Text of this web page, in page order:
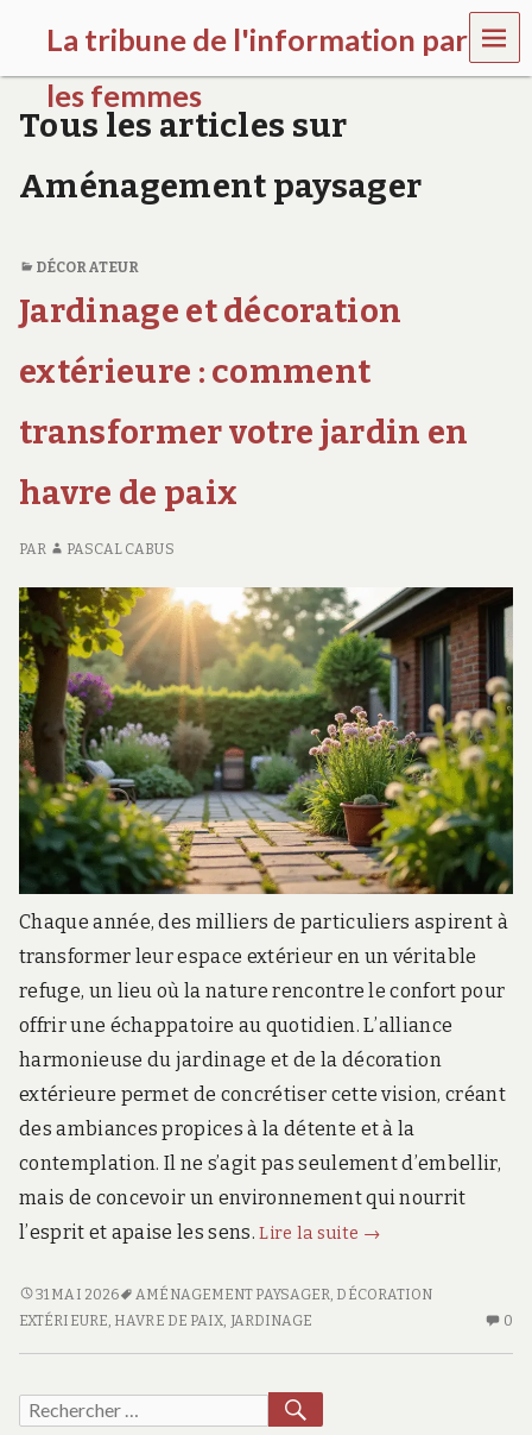
La tribune de l'information par
les femmes
l
t
b
u
n
e
o
m
n
a
w
r
s
.
f
r
MEN
U
Tous les articles sur
Aménagement paysager
DÉCORATEUR
Jardinage et décoration
extérieure : comment
transformer votre jardin en
havre de paix
PAR PASCAL CABUS
Chaque année, des milliers de particuliers aspirent à
transformer leur espace extérieur en un véritable
refuge, un lieu où la nature rencontre le confort pour
offrir une échappatoire au quotidien. L’alliance
harmonieuse du jardinage et de la décoration
extérieure permet de concrétiser cette vision, créant
des ambiances propices à la détente et à la
contemplation. Il ne s’agit pas seulement d’embellir,
mais de concevoir un environnement qui nourrit
l’esprit et apaise les sens.Lire la suite
Jardinage
décoration
:
→
JARDINAGE
ET
:
COMMENT
31 MAI 2026 AMÉNAGEMENT PAYSAGER, DÉCORATION
EXTÉRIEURE, HAVRE DE PAIX, JARDINAGE 0
Recherche